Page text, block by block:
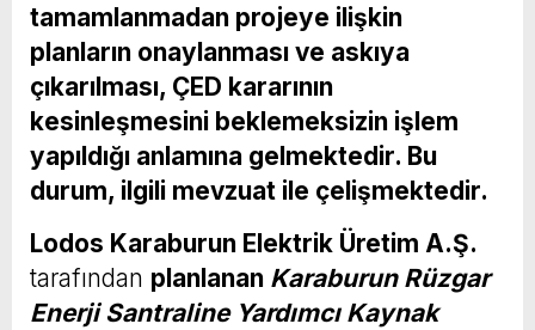
tamamlanmadan projeye ilişkin
planların onaylanması ve askıya
çıkarılması, ÇED kararının
kesinleşmesini beklemeksizin işlem
yapıldığı anlamına gelmektedir. Bu
durum, ilgili mevzuat ile çelişmektedir.
Lodos Karaburun Elektrik Üretim A.Ş.
tarafından planlanan Karaburun Rüzgar
Enerji Santraline Yardımcı Kaynak